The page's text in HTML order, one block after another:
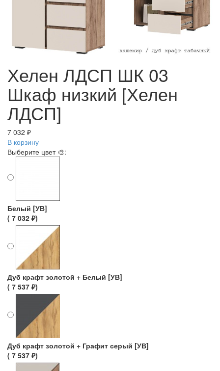
Хелен ЛДСП ШК 03
Шкаф низкий [Хелен
ЛДСП]
7 032 ₽
В корзину
Выберите цвет 🎨:
Белый [УВ]
( 7 032 ₽)
Дуб крафт золотой + Белый [УВ]
( 7 537 ₽)
Дуб крафт золотой + Графит серый [УВ]
( 7 537 ₽)